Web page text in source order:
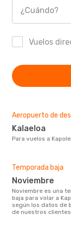
¿Cuándo?
Vuelos
Aeropuerto de
Kalaeloa
Para vuelos a
Temporada baja
noviembre
noviembre es una temporada
baja para volar a
según los datos de
de nuestros clientes